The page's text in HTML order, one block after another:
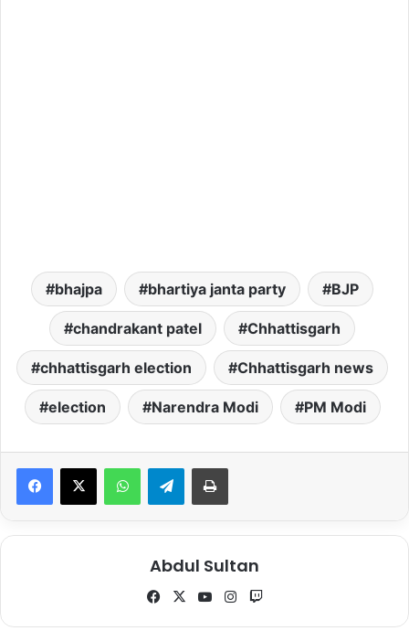
bhajpa bhartiya janta party BJP
chandrakant patel Chhattisgarh
chhattisgarh election Chhattisgarh news
election Narendra Modi PM Modi
Telegram
Abdul Sultan
Fa
X
Yo
Ins